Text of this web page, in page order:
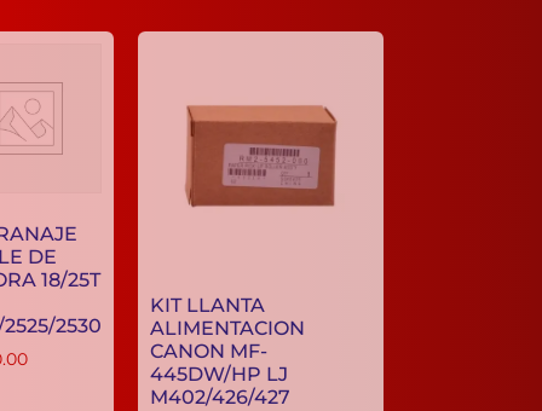
ENGRANAJE
DOBLE DE
FUSORA 18/25T
2520/2525/2530
KIT LLANTA
ALIMENTACION
CANON MF-
445DW/HP LJ
M402/426/427